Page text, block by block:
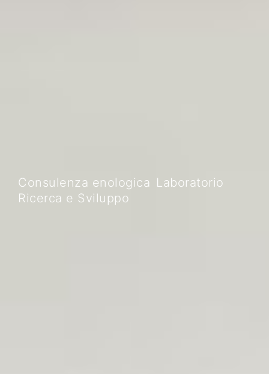
Consulenza enologica Laboratorio
Ricerca e Sviluppo